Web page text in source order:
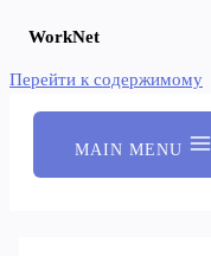
WorkNet
Перейти к содержимому
MAIN MENU